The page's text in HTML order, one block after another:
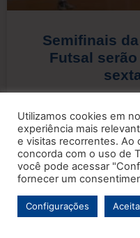
Semifinais
Futsal
Utilizamos cookies em
experiência mais
e visitas recorrentes. Ao
concorda com o uso de
você pode acessar
fornecer um
Configurações